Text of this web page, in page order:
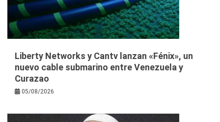
Liberty Networks y Cantv lanzan «Fénix», un
nuevo cable submarino entre Venezuela y
Curazao
05/08/2026